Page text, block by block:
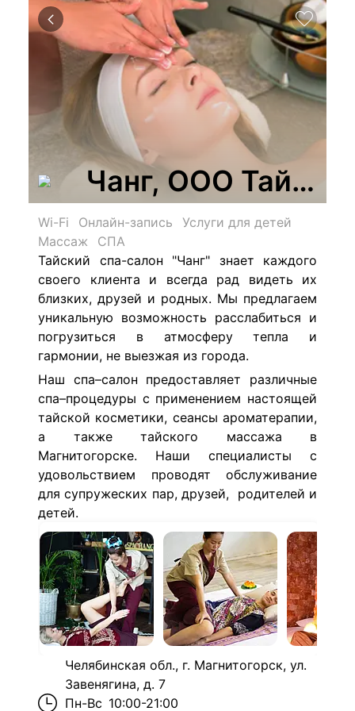
Чанг, ООО
Wi-Fi Онлайн-запись
Услуги для детей
Массаж
СПА
Тайский спа-салон "Чанг" знает каждого
своего клиента и всегда рад видеть их
близких, друзей и родных. Мы предлагаем
уникальную возможность расслабиться и
погрузиться в атмосферу тепла и
гармонии, не выезжая из города.
Наш спа–салон предоставляет различные
спа–процедуры с применением настоящей
тайской косметики, сеансы ароматерапии,
а также тайского массажа в
Магнитогорске. Наши специалисты с
удовольствием проводят обслуживание
для супружеских пар, друзей, родителей и
детей.
Челябинская обл., г. Магнитогорск, ул.
Завенягина, д. 7
Пн-Вс 10:00-21:00